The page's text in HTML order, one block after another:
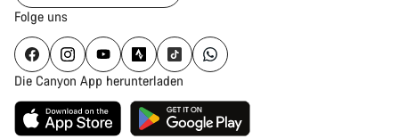
Folge uns
Die Canyon App herunterladen